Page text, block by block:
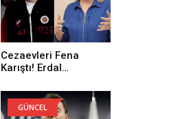
Cezaevleri Fena
Karıştı! Erdal
Yüzünden Buradayım
GÜNCEL